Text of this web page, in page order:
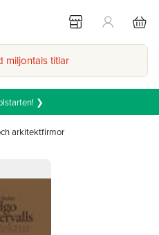
miljontals titlar
❯
arkitektfirmor